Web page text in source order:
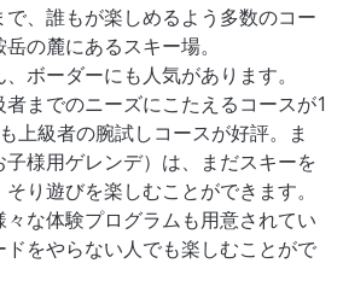
、誰もが楽しめるよう多数のコー
の麓にあるスキー場。
ボーダーにも人気があります。
までのニーズにこたえるコースが1
上級者の腕試しコースが好評。ま
様用ゲレンデ）は、まだスキーを
り遊びを楽しむことができます。
な体験プログラムも用意されてい
をやらない人でも楽しむことがで